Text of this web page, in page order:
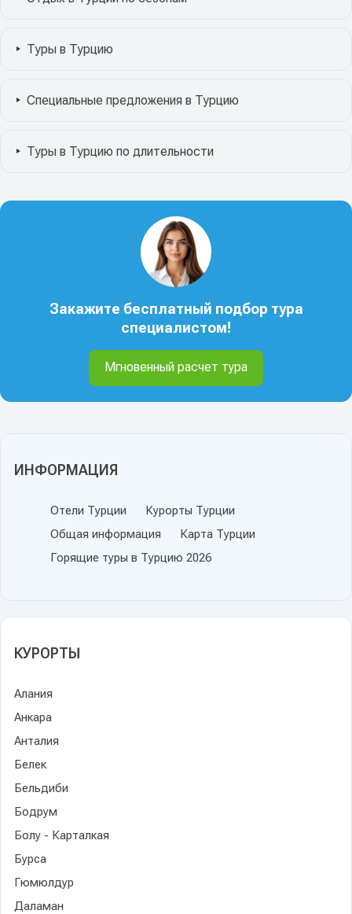
ИНФОРМАЦИЯ
Отели Турции
Курорты Турции
Общая информация
Карта Турции
Горящие туры в Турцию 2026
КУРОРТЫ
Алания
Анкара
Анталия
Белек
Бельдиби
Бодрум
Болу - Карталкая
Бурса
Гюмюлдур
Даламан
Туры в Турцию
Специальные предложения в Турцию
Туры в Турцию по длительности
Закажите бесплатный подбор тура
специалистом!
Мгновенный расчет тура